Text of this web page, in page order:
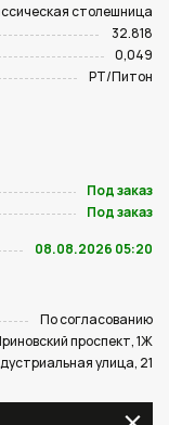
столешница
32.818
0,049
PT/Питон
Под заказ
Под заказ
08.08.2026 05:20
По согласованию
проспект, 1Ж
улица, 21